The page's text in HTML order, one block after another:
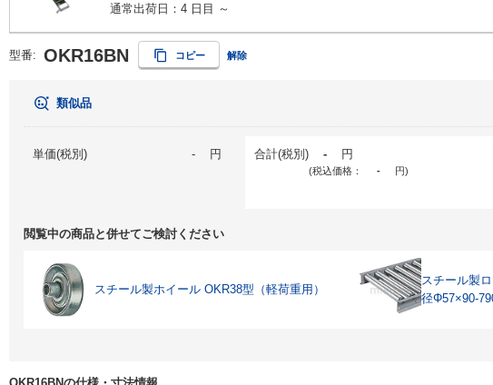
通常出荷日：4 日目 ～
型番: OKR16BN コピー 解除
類似品
単価(税別) - 円 合計(税別) - 円
(税込価格： - 円)
閲覧中の商品と併せてご検討ください
スチール製ホイール OKR38型（軽荷重用）
スチール製
径Φ57×90-
OKR16BNの仕様・寸法情報